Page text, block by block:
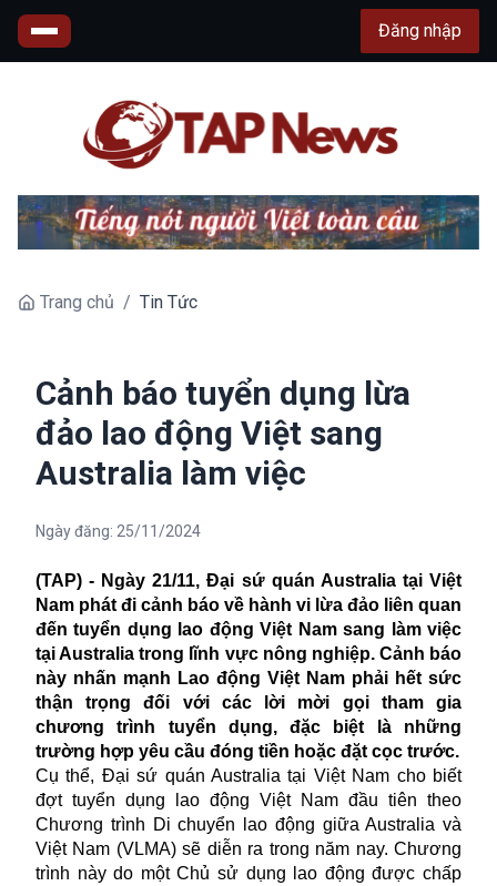
Đăng nhập
Trang chủ / Tin Tức
Cảnh báo tuyển dụng lừa
đảo lao động Việt sang
Australia làm việc
Ngày đăng: 25/11/2024
(TAP) - Ngày 21/11, Đại sứ quán Australia tại Việt
Nam phát đi cảnh báo về hành vi lừa đảo liên quan
đến tuyển dụng lao động Việt Nam sang làm việc
tại Australia trong lĩnh vực nông nghiệp. Cảnh báo
này nhấn mạnh Lao động Việt Nam phải hết sức
thận trọng đối với các lời mời gọi tham gia
chương trình tuyển dụng, đặc biệt là những
trường hợp yêu cầu đóng tiền hoặc đặt cọc trước.
Cụ thể, Đại sứ quán Australia tại Việt Nam cho biết
đợt tuyển dụng lao động Việt Nam đầu tiên theo
Chương trình Di chuyển lao động giữa Australia và
Việt Nam (VLMA) sẽ diễn ra trong năm nay. Chương
trình này do một Chủ sử dụng lao động được chấp